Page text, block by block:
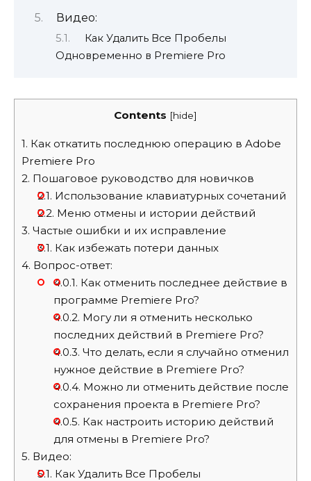
Видео:
Как Удалить Все Пробелы
Одновременно в Premiere Pro
Contents [hide]
1. Как откатить последнюю операцию в Adobe
Premiere Pro
2. Пошаговое руководство для новичков
2.1. Использование клавиатурных сочетаний
2.2. Меню отмены и истории действий
3. Частые ошибки и их исправление
3.1. Как избежать потери данных
4. Вопрос-ответ:
4.0.1. Как отменить последнее действие в
программе Premiere Pro?
4.0.2. Могу ли я отменить несколько
последних действий в Premiere Pro?
4.0.3. Что делать, если я случайно отменил
нужное действие в Premiere Pro?
4.0.4. Можно ли отменить действие после
сохранения проекта в Premiere Pro?
4.0.5. Как настроить историю действий
для отмены в Premiere Pro?
5. Видео:
5.1. Как Удалить Все Пробелы